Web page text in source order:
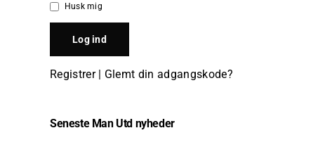
Husk mig
Registrer| Glemt din adgangskode?
Seneste Man Utd nyheder